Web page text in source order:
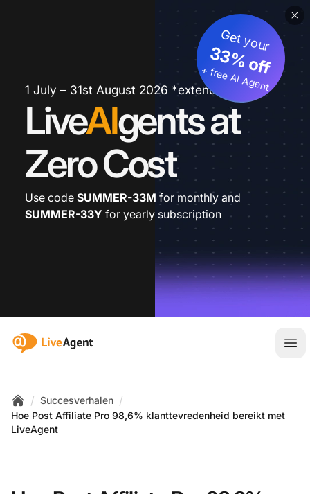
1 July – 31st August 2026 *extended
LiveAIgents at
Zero Cost
Get your
33% off
+ free AI Agent
Use code SUMMER-33M for monthly and
SUMMER-33Y for yearly subscription
:site.title
Home
/ Succesverhalen /
Hoe Post Affiliate Pro 98,6% klanttevredenheid bereikt met
LiveAgent